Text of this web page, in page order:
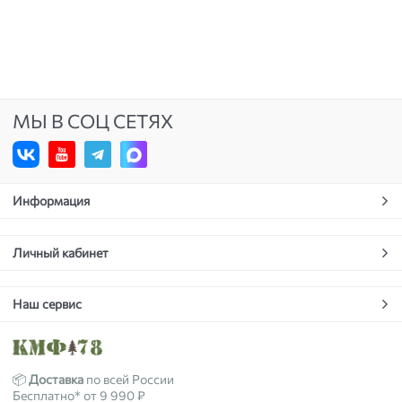
МЫ В СОЦ СЕТЯХ
Информация
Личный кабинет
Наш сервис
📦Доставка по всей России
Бесплатно* от 9 990 ₽